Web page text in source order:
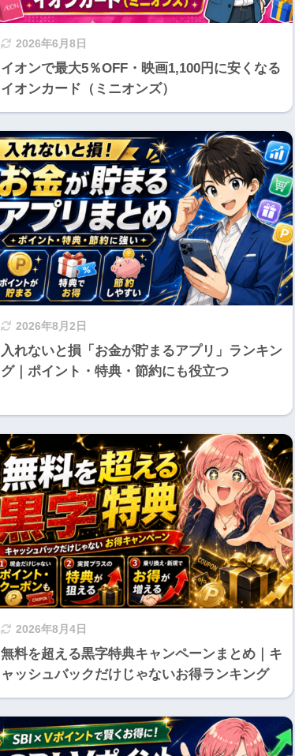
2026年6月8日
イオンで最大5％OFF・映画1,100円に安くなる
イオンカード（ミニオンズ）
2026年8月2日
入れないと損「お金が貯まるアプリ」ランキン
グ｜ポイント・特典・節約にも役立つ
2026年8月4日
無料を超える黒字特典キャンペーンまとめ｜キ
ャッシュバックだけじゃないお得ランキング